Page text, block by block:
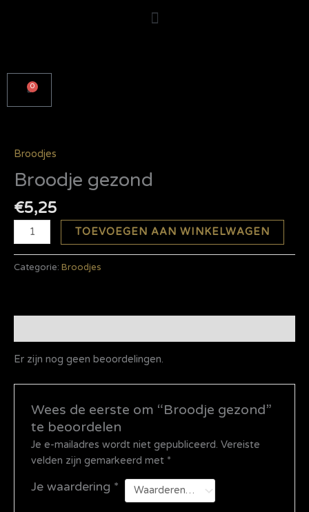
0
Winkelwagen
Broodjes
Broodje gezond
€5,25
aantal
TOEVOEGEN AAN WINKELWAGEN
Categorie: Broodjes
Er zijn nog geen beoordelingen.
Wees de eerste om “Broodje gezond”
te beoordelen
Je e-mailadres wordt niet gepubliceerd. Vereiste
velden zijn gemarkeerd met *
Je waardering *